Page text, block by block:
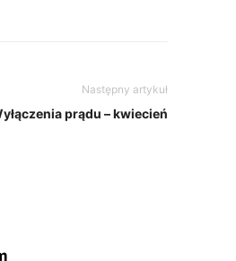
Następny artykuł
prądu – kwiecień